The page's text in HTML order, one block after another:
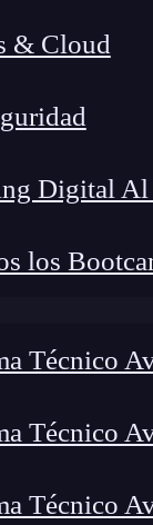
& Cloud
Digital Al
los
Técnico
Técnico
Técnico
Gómez